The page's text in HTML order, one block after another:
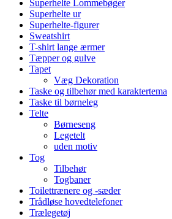
Superhelte Lommebøger
Superhelte ur
Superhelte-figurer
Sweatshirt
T-shirt lange ærmer
Tæpper og gulve
Tapet
Væg Dekoration
Taske og tilbehør med karaktertema
Taske til børneleg
Telte
Børneseng
Legetelt
uden motiv
Tog
Tilbehør
Togbaner
Toilettrænere og -sæder
Trådløse hovedtelefoner
Trælegetøj